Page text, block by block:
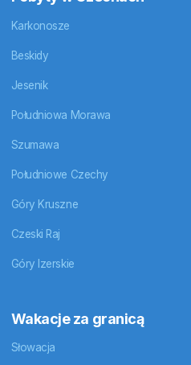
Karkonosze
Beskidy
Jesenik
Południowa Morawa
Szumawa
Południowe Czechy
Góry Kruszne
Czeski Raj
Góry Izerskie
Wakacje za granicą
Słowacja